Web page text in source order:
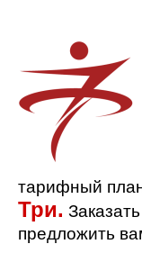
тарифный
Три.
предложить